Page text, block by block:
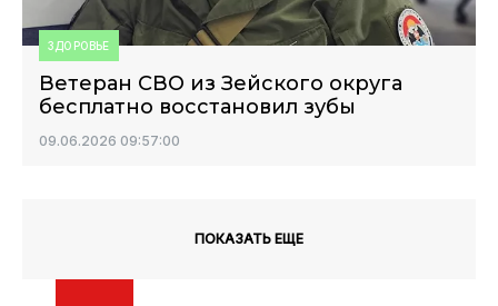
ЗДОРОВЬЕ
Ветеран СВО из Зейского округа
бесплатно восстановил зубы
09.06.2026 09:57:00
ПОКАЗАТЬ ЕЩЕ